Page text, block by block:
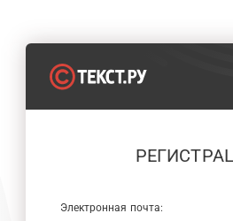
Электронная почта: